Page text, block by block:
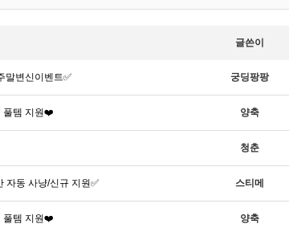
글쓴이
말변신이벤트✅ 궁딩팡팡
풀템 지원❤️ 양축
청춘
자동 사냥/신규 지원✅ 스티메
풀템 지원❤️ 양축